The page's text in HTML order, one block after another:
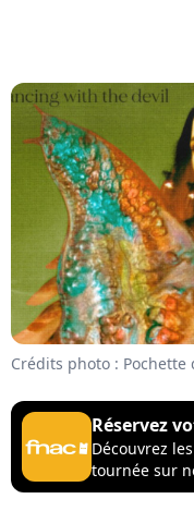
Crédits photo : Pochette
Réservez
Découvrez
tournée sur